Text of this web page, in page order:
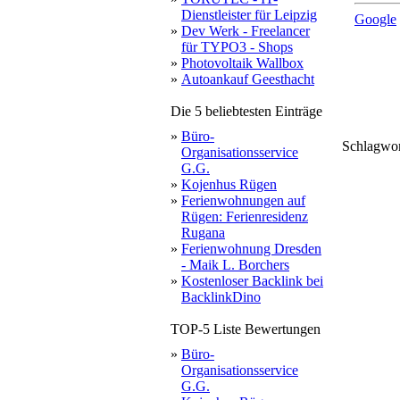
Dienstleister für Leipzig
» Dev Werk - Freelancer
für TYPO3 - Shops
» Photovoltaik Wallbox
» Autoankauf Geesthacht
Die 5 beliebtesten Einträge
» Büro-
Organisationsservice
G.G.
» Kojenhus Rügen
» Ferienwohnungen auf
Rügen: Ferienresidenz
Rugana
» Ferienwohnung Dresden
- Maik L. Borchers
» Kostenloser Backlink bei
BacklinkDino
TOP-5 Liste Bewertungen
» Büro-
Organisationsservice
G.G.
Google